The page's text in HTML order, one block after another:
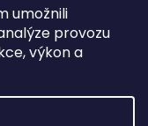
umožnili
provozu
výkon a
. Všechna